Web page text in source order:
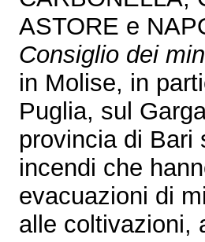
ASTORE e
Consiglio dei
in Molise, in
Puglia, sul
provincia di Bari
incendi che
evacuazioni di
alle coltivazioni,